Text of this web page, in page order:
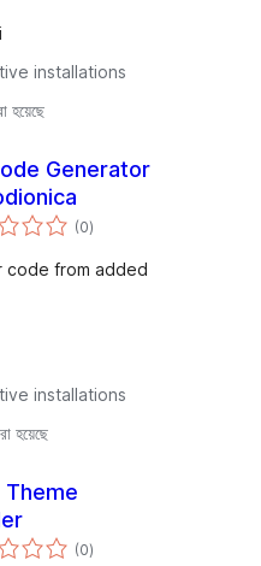
installations
হয়েছে
Generator
(0total
ratings
)
code from added
installations
হয়েছে
Theme
(0total
ratings
)